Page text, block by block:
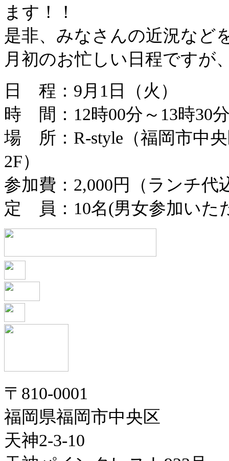
ます！！
是非、みなさんの近況など
月初のお忙しい日程です
日 程：9月1日（火）
時 間：12時00分～13時30
場 所：R-style（福岡市中
2F）
参加費：2,000円（ランチ代
定 員：10名(男女参加いた
〒810-0001
福岡県福岡市中央区
天神2-3-10